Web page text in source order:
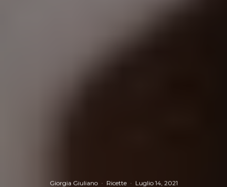
Giorgia Giuliano · Ricette · Luglio 14, 2021